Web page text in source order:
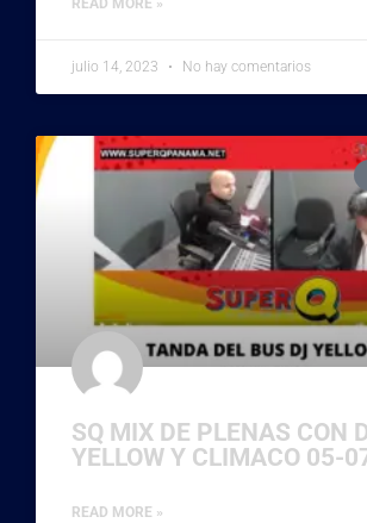
julio 14, 2023 No hay comentarios
SQ MIX DE PLENAS CON
YELLOW Y CLIMACO 05-
READ MORE »